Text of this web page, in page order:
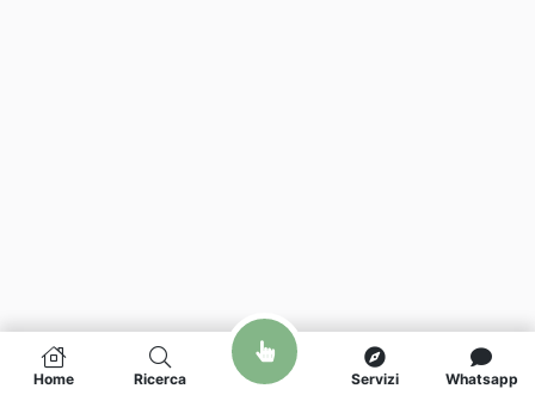
Home Ricerca Servizi Whatsapp